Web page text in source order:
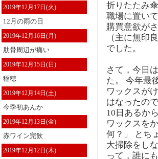
2019年12月17日(火)
12月の雨の日
2019年12月16日(月)
肋骨周辺が痛い
2019年12月15日(日)
稲穂
2019年12月14日(土)
今季初あんか
2019年12月13日(金)
赤ワイン完飲
2019年12月12日(木)
折りたたみ
職場に置い
購買意欲が
（主に無印
でした。
さて，今日
た。 今年最
ワックスが
はなったの
10日あるか
ワックスを
何？」 とち
大掃除をし
って，誰に